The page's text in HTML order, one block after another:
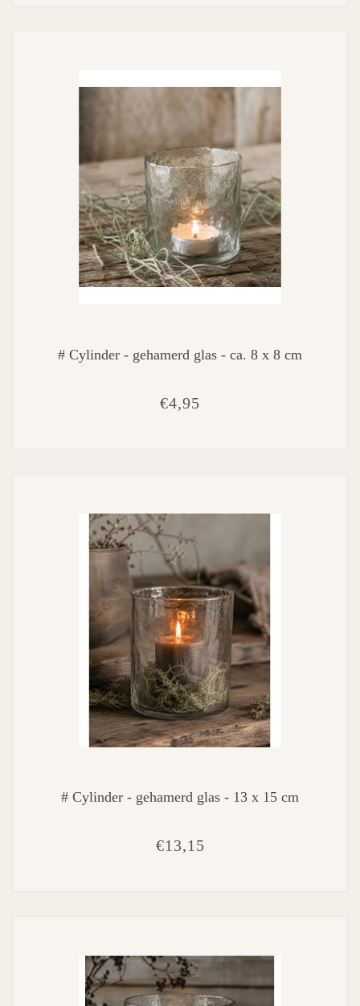
# Cylinder - gehamerd glas - ca. 8 x 8 cm
€4,95
# Cylinder - gehamerd glas - 13 x 15 cm
€13,15